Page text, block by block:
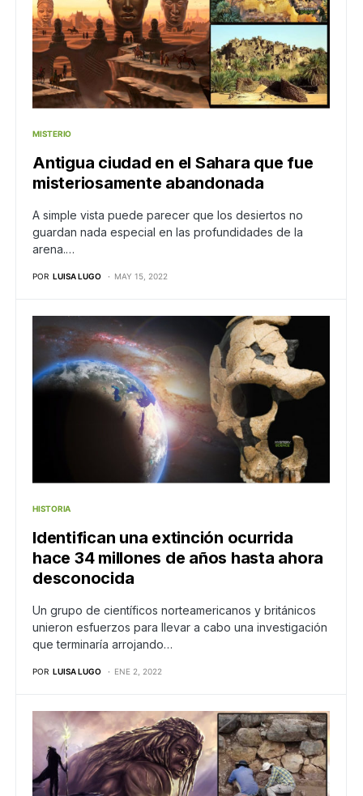
MISTERIO
Antigua ciudad en el Sahara que fue
misteriosamente abandonada
A simple vista puede parecer que los desiertos no
guardan nada especial en las profundidades de la
arena.…
POR LUISA LUGO MAY 15, 2022
HISTORIA
Identifican una extinción ocurrida
hace 34 millones de años hasta ahora
desconocida
Un grupo de científicos norteamericanos y británicos
unieron esfuerzos para llevar a cabo una investigación
que terminaría arrojando…
POR LUISA LUGO ENE 2, 2022